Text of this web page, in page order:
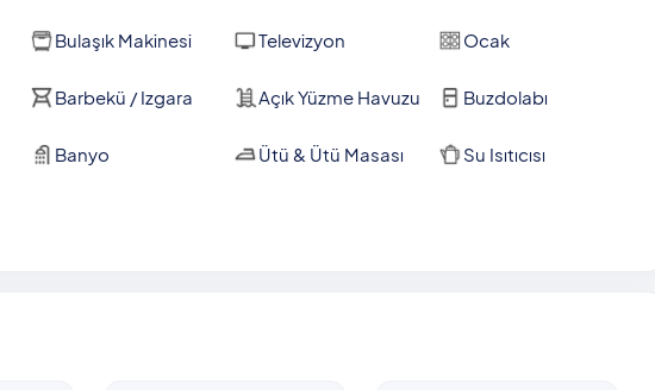
Bulaşık Makinesi Televizyon Ocak
Barbekü / Izgara Açık Yüzme Havuzu Buzdolabı
Banyo Ütü & Ütü Masası Su Isıtıcısı